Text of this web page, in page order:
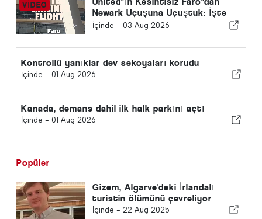
Newark Uçuşuna Uçuştuk: İşte
Ekonomi Gerçekten Nasıl Bir
İçinde - 03 Aug 2026
Kontrollü yanıklar dev sekoyaları korudu
İçinde - 01 Aug 2026
Kanada, demans dahil ilk halk parkını açtı
İçinde - 01 Aug 2026
Popüler
Gizem, Algarve'deki İrlandalı
turistin ölümünü çevreliyor
İçinde - 22 Aug 2025